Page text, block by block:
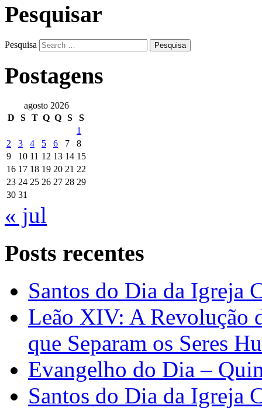
Pesquisar
Pesquisa
Postagens
agosto 2026
D
S T Q Q S
S
1
2
3 4 5 6 7
8
9
10 11 12 13 14 15
16 17 18 19 20 21 22
23 24 25 26 27 28 29
30 31
« jul
Posts recentes
Santos do Dia da Igreja
Leão XIV: A Revolução
que Separam os Seres
Evangelho do Dia –
Santos do Dia da Igreja